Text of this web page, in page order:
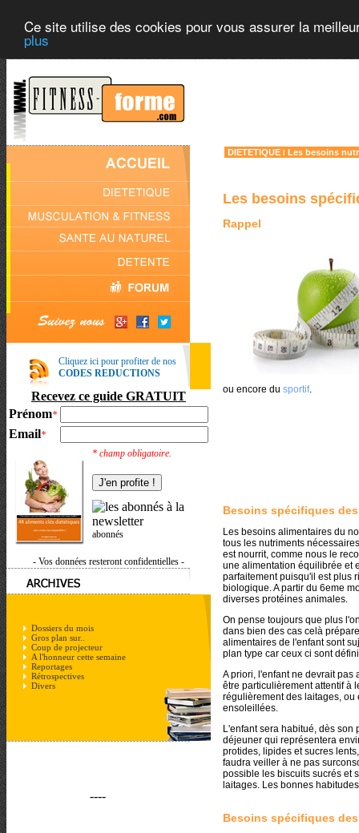
Ce site utilise des cookies pour vous assurer la
plus
Cliquez ici pour profiter de nos
CODES REDUCTIONS
Recevez ce guide GRATUIT
Prénom*
Email*
* champ obligatoire.
abonnés
- Vos données resteront confidentielles -
Dossiers du mois
Gros plan sur..
Coup de projecteur
A l'honneur cette semaine
Reportages
Rétrospectives
Divers
----
DIETETIQUE Les besoins
Les besoins
Rappel
ou encore du sportif.
Besoins spécifiques
Les besoins alimentaires du
tous les nutriments
est nourrit, comme nous le
une alimentation équilibrée et
parfaitement puisqu'il est plus
biologique. A partir du 6eme
diverses protéines animales.
On pense toujours que plus
dans bien des cas celà
alimentaires de l'enfant sont
plan type car ceux ci sont
A priori, l'enfant ne devrait
être particulièrement attentif à
régulièrement des laitages,
ensoleillées.
L'enfant sera habitué, dès
déjeuner qui représentera
protides, lipides et sucres
faudra veiller à ne pas
possible les biscuits sucrés et
laitages. Les bonnes
Besoins spécifiques